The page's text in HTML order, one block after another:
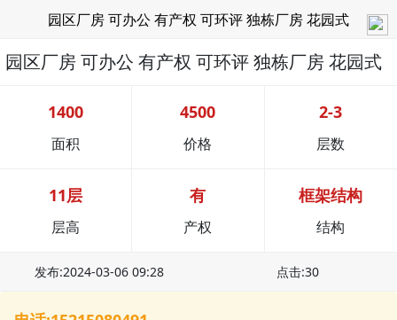
园区厂房 可办公 有产权 可环评 独栋厂房 花园式
园区厂房 可办公 有产权 可环评 独栋厂房 花园式
1400
面积
4500
价格
2-3
层数
11层
层高
有
产权
框架结构
结构
发布:2024-03-06 09:28 点击:30